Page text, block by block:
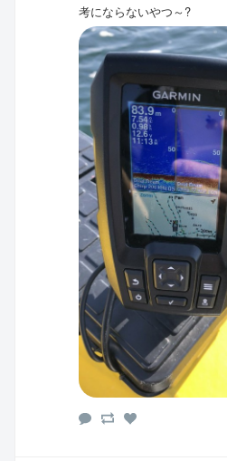
考にならないやつ～?